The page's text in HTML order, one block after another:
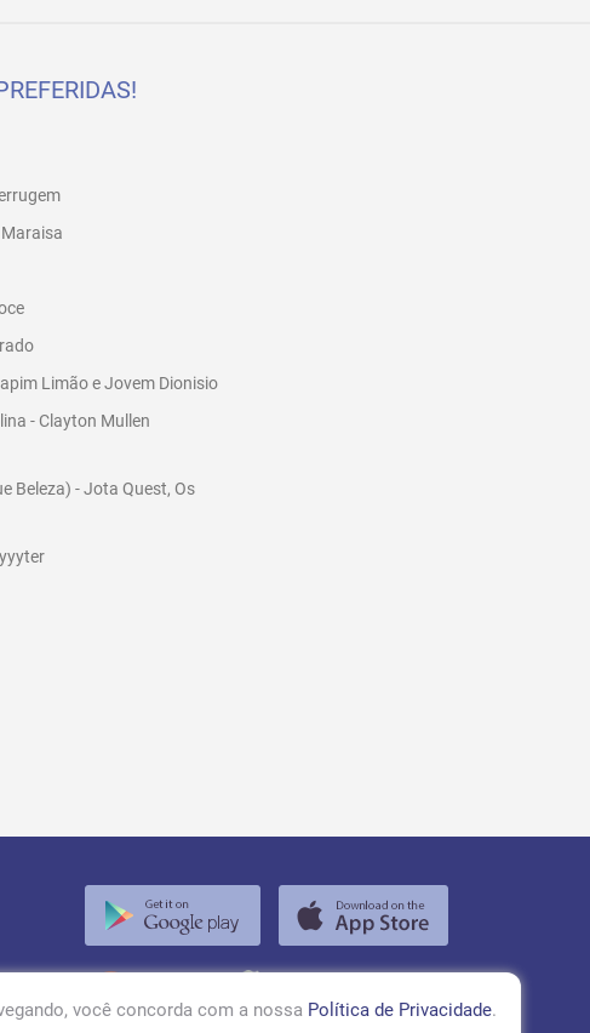
Limão e Jovem Dionisio
- Clayton Mullen
Beleza) - Jota Quest, Os
ACESSAR!
você concorda com a nossa Política de Privacidade.